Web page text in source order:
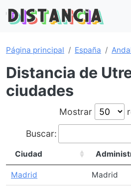
Página principal España
Distancia de
ciudades
Mostrar
Buscar:
Ciudad
Madrid Madrid